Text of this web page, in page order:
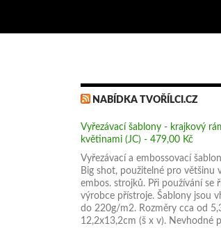
NABÍDKA TVOŘÍLCI.CZ
Vyřezávací šablony - krajkový
květinami (JC) - 479,00 Kč
Vyřezávací a embossovací
Big shot, použitelné pro většinu
embos. strojků. Při používání se
výrobce přístroje. Šablony jsou
do 220g/m2. Rozměry cca od
12,2x13,2cm (š x v). Nevhodné